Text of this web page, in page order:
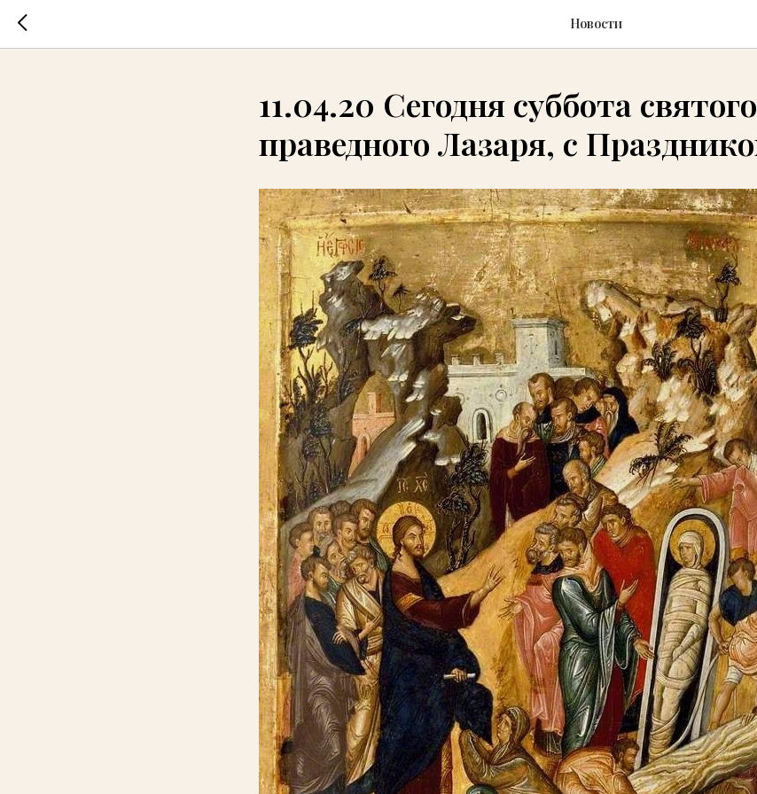
Новости
11.04.20 Сегодня суббота
праведного Лазаря, с